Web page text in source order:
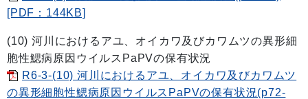
[PDF：144KB]
(10) 河川におけるアユ、オイカワ及びカワムツの異形細
胞性鰓病原因ウイルスPaPVの保有状況
R6-3-(10) 河川におけるアユ、オイカワ及びカワムツ
の異形細胞性鰓病原因ウイルスPaPVの保有状況(p72-